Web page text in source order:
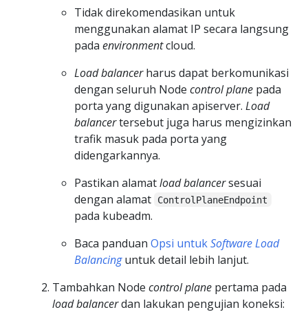
Tidak direkomendasikan untuk
menggunakan alamat IP secara langsung
pada environmentcloud.
Load balancerharus dapat berkomunikasi
dengan seluruh Node control plane pada
porta yang digunakan apiserver. Load
balancertersebut juga harus mengizinkan
trafik masuk pada porta yang
didengarkannya.
Pastikan alamatload balancersesuai
dengan alamat
ControlPlaneEndpoint
pada kubeadm.
Baca panduan Opsi untukSoftware Load
Balancinguntuk detail lebih lanjut.
Tambahkan Node control plane pertama pada
load balancerdan lakukan pengujian koneksi: